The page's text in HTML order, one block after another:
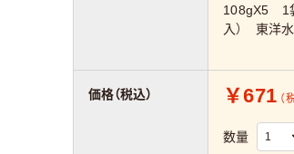
108gX5 1
入） 東洋
￥671 （
数量
価格（税込）